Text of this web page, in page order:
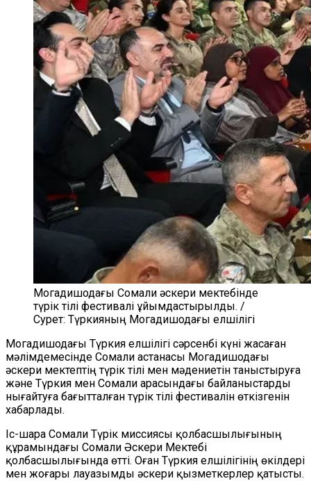
Могадишодағы Сомали әскери мектебінде
түрік тілі фестивалі ұйымдастырылды. /
Сурет: Түркияның Могадишодағы елшілігі
Могадишодағы Түркия елшілігі сәрсенбі күні жасаған
мәлімдемесінде Сомали астанасы Могадишодағы
әскери мектептің түрік тілі мен мәдениетін таныстыруға
және Түркия мен Сомали арасындағы байланыстарды
нығайтуға бағытталған түрік тілі фестивалін өткізгенін
хабарлады.
Іс-шара Сомали Түрік миссиясы қолбасшылығының
құрамындағы Сомали Әскери Мектебі
қолбасшылығында өтті. Оған Түркия елшілігінің өкілдері
мен жоғары лауазымды әскери қызметкерлер қатысты.